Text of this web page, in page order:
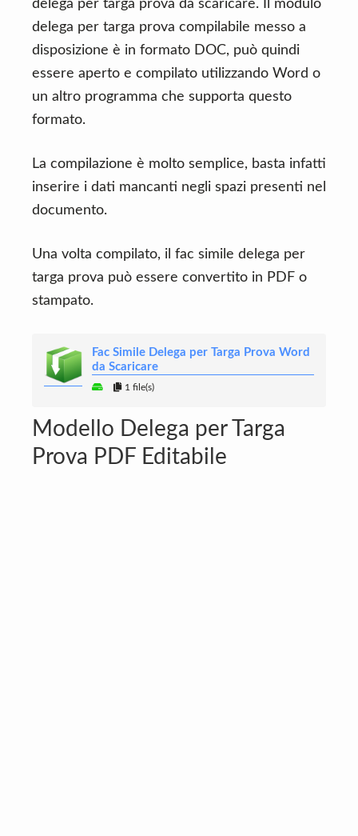
delega per targa prova da scaricare. Il modulo
delega per targa prova compilabile messo a
disposizione è in formato DOC, può quindi
essere aperto e compilato utilizzando Word o
un altro programma che supporta questo
formato.
La compilazione è molto semplice, basta infatti
inserire i dati mancanti negli spazi presenti nel
documento.
Una volta compilato, il fac simile delega per
targa prova può essere convertito in PDF o
stampato.
Fac Simile Delega per Targa Prova Word
da Scaricare
1 file(s)
Modello Delega per Targa
Prova PDF Editabile